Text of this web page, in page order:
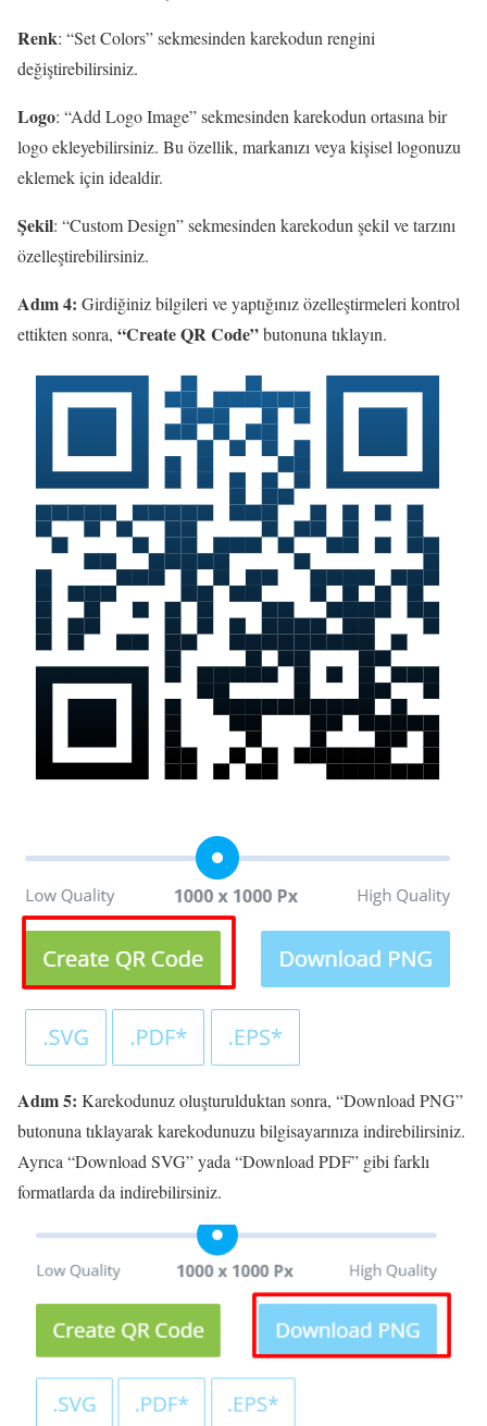
Renk: “Set Colors” sekmesinden karekodun rengini
değiştirebilirsiniz.
Logo: “Add Logo Image” sekmesinden karekodun ortasına bir
logo ekleyebilirsiniz. Bu özellik, markanızı veya kişisel logonuzu
eklemek için idealdir.
Şekil: “Custom Design” sekmesinden karekodun şekil ve tarzını
özelleştirebilirsiniz.
Adım 4: Girdiğiniz bilgileri ve yaptığınız özelleştirmeleri kontrol
ettikten sonra, “Create QR Code”butonuna tıklayın.
Adım 5: Karekodunuz oluşturulduktan sonra, “Download PNG”
butonuna tıklayarak karekodunuzu bilgisayarınıza indirebilirsiniz.
Ayrıca “Download SVG” yada “Download PDF” gibi farklı
formatlarda da indirebilirsiniz.